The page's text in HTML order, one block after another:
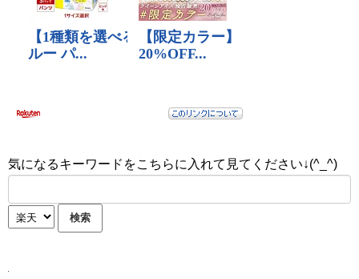
気になるキーワードをこちらに入れて見てください↓(^_^)